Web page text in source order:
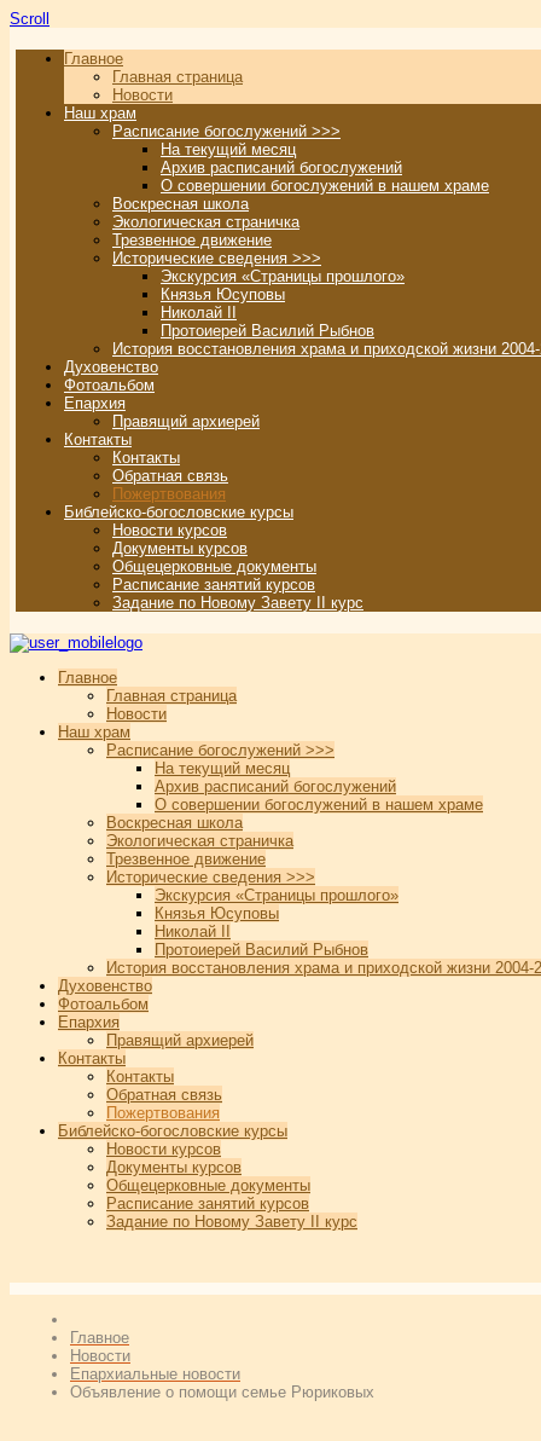
Scroll
Главное
Главная страница
Новости
Наш храм
Расписание богослужений >>>
На текущий месяц
Архив расписаний богослужений
О совершении богослужений в нашем храме
Воскресная школа
Экологическая страничка
Трезвенное движение
Исторические сведения >>>
Экскурсия «Страницы прошлого»
Князья Юсуповы
Николай II
Протоиерей Василий Рыбнов
История восстановления храма и приходской жизни
Духовенство
Фотоальбом
Епархия
Правящий архиерей
Контакты
Контакты
Обратная связь
Пожертвования
Библейско-богословские курсы
Новости курсов
Документы курсов
Общецерковные документы
Расписание занятий курсов
Задание по Новому Завету II курс
Главное
Главная страница
Новости
Наш храм
Расписание богослужений >>>
На текущий месяц
Архив расписаний богослужений
О совершении богослужений в нашем храме
Воскресная школа
Экологическая страничка
Трезвенное движение
Исторические сведения >>>
Экскурсия «Страницы прошлого»
Князья Юсуповы
Николай II
Протоиерей Василий Рыбнов
История восстановления храма и приходской жизни 2004-
Духовенство
Фотоальбом
Епархия
Правящий архиерей
Контакты
Контакты
Обратная связь
Пожертвования
Библейско-богословские курсы
Новости курсов
Документы курсов
Общецерковные документы
Расписание занятий курсов
Задание по Новому Завету II курс
Главное
Новости
Епархиальные новости
Объявление о помощи семье Рюриковых